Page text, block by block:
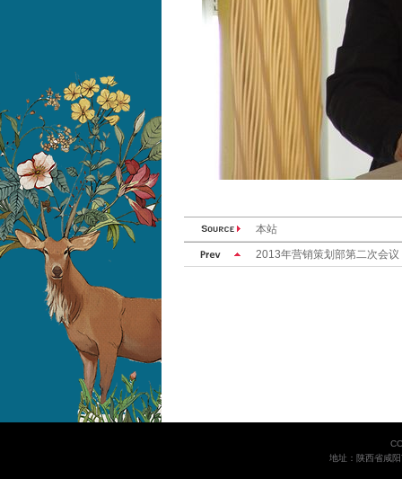
本站
2013年营销策划部第二次会议
地址：陕西省咸